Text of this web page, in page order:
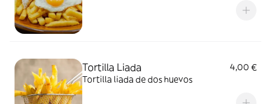
Tortilla Liada
4,00 €
Tortilla liada de dos huevos